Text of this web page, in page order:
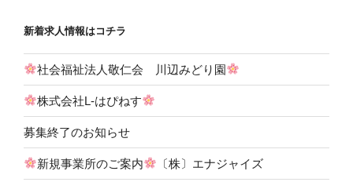
新着求人情報はコチラ
社会福祉法人敬仁会 川辺みどり園
株式会社L-はぴねす
募集終了のお知らせ
新規事業所のご案内 〔株〕エナジャイズ